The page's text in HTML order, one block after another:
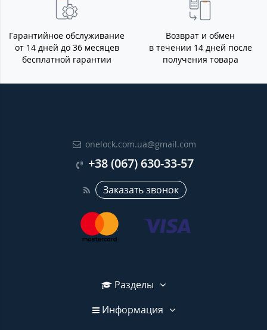
Гарантийное обслуживание
от 14 дней до 36 месяцев
бесплатной гарантии
Возврат и обмен
в течении 14 дней после
получения товара
onelock.com.ua@gmail.com
+38 (067) 630-33-57
Заказать звонок
Разделы
Информация